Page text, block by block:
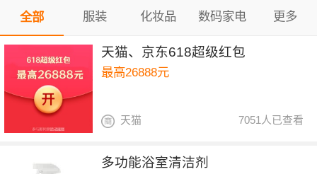
全部 服装 化妆品 数码家电 更多
天猫、京东618超级红包
最高26888元
7051人已查看
天猫
多功能浴室清洁剂